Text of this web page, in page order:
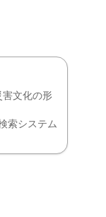
害文化の形
索システム